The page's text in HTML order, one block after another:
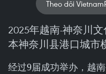
Theo dõi
2025年越南-神奈川文
本神奈川县港口城市
经过9届成功举办，越